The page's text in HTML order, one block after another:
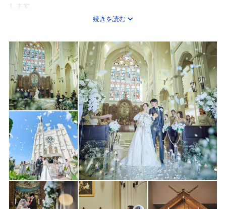
します。
1954年の創業以来、多くの人々を出迎えてきたゲートがこのたび
リニューアルを遂げた外観は、エントランスとしてだけでなく
日が暮れるとともに温かな照明が灯り、家路につくゲストの最後
まで非日常を届けてくれる。
演出やフォトでも活躍します。
続きを読む